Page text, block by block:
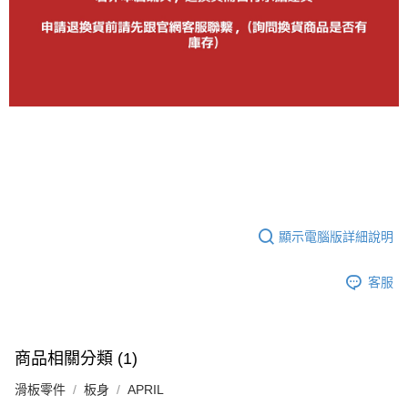
顯示電腦版詳細說明
客服
商品相關分類 (1)
滑板零件 板身 APRIL